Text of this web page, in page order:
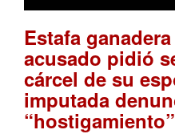
Estafa
acusado pidió
cárcel de su
imputada
“hostigamiento”